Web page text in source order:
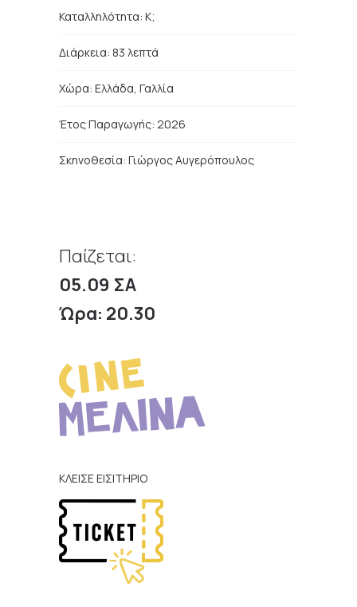
Καταλληλότητα: Κ;
Διάρκεια: 83 λεπτά
Χώρα: Ελλάδα, Γαλλία
Έτος Παραγωγής: 2026
Σκηνοθεσία: Γιώργος Αυγερόπουλος
Παίζεται:
05.09 ΣΑ
Ώρα: 20.30
ΚΛΕΙΣΕ ΕΙΣΙΤΗΡΙΟ